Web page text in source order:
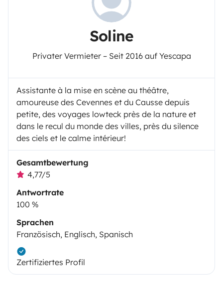
Soline
Privater Vermieter – Seit 2016 auf Yescapa
Assistante à la mise en scène au théâtre,
amoureuse des Cevennes et du Causse depuis
petite, des voyages lowteck près de la nature et
dans le recul du monde des villes, près du silence
des ciels et le calme intérieur!
Gesamtbewertung
4,77/5
Antwortrate
100 %
Sprachen
Französisch, Englisch, Spanisch
Zertifiziertes Profil